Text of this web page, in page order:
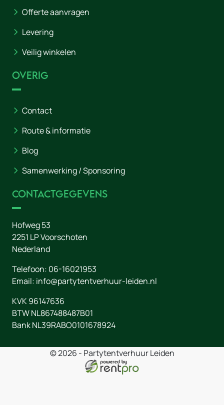
Offerte aanvragen
Levering
Veilig winkelen
Overig
Contact
Route & informatie
Blog
Samenwerking / Sponsoring
Contactgegevens
Hofweg 53
2251 LPVoorschoten
Nederland
Telefoon: 06-16021953
Email: info@partytentverhuur-leiden.nl
KVK 96147636
BTW NL867488487B01
Bank NL39RABO0101678924
© 2026 - Partytentverhuur Leiden